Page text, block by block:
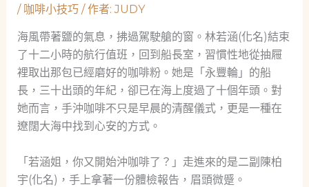
/ 咖啡小技巧/ 作者:JUDY
海風帶著鹽的氣息，拂過駕駛艙的窗。林若涵(化名)結束
了十二小時的航行值班，回到船長室，習慣性地從抽屜
裡取出那包已經磨好的咖啡粉。她是「永豐輪」的船
長，三十出頭的年紀，卻已在海上度過了十個年頭。對
她而言，手沖咖啡不只是早晨的清醒儀式，更是一種在
遼闊大海中找到心安的方式。
「若涵姐，你又開始沖咖啡了？」走進來的是二副陳柏
宇(化名)，手上拿著一份體檢報告，眉頭微蹙。